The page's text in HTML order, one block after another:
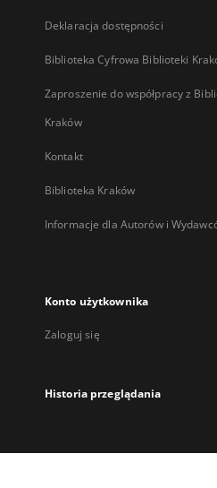
Deklaracja dostępności
Biblioteka Cyfrowa Biblioteki
Zaproszenie do współpracy z
Kraków
Kontakt
Biblioteka Kraków
Informacje dla Autorów i
Konto użytkownika
Zaloguj się
Historia przeglądania